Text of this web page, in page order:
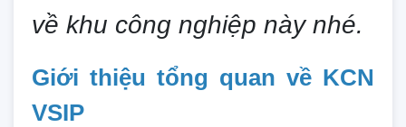
về khu công nghiệp này nhé.
Giới thiệu tổng quan về KCN
VSIP